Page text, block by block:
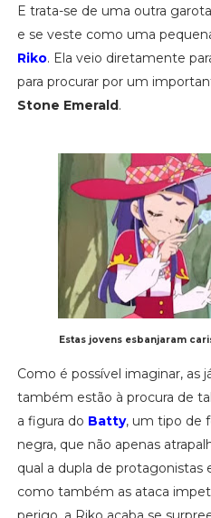
E trata-se de uma outra
e se veste como uma
Riko. Ela veio diretamente
para procurar por um
Stone Emerald.
Estas jovens esbanjaram
Como é possível imaginar, as
também estão à procura de
a figura do Batty, um tipo de
negra, que não apenas
qual a dupla de
como também as ataca